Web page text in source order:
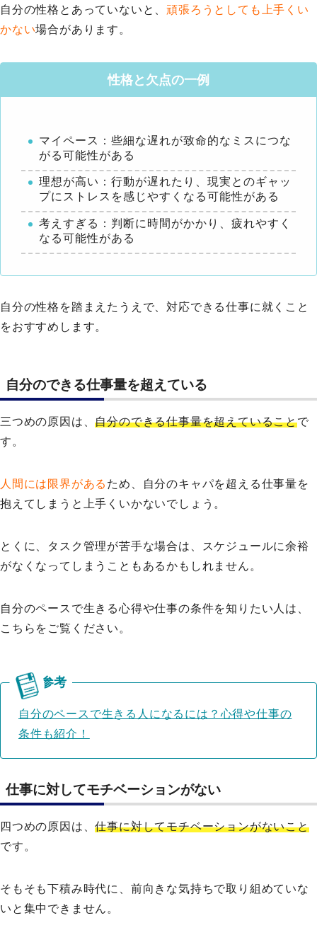
自分の性格とあっていないと、頑張ろうとしても上手くい
かない場合があります。
性格と欠点の一例
マイペース：些細な遅れが致命的なミスにつな
がる可能性がある
理想が高い：行動が遅れたり、現実とのギャッ
プにストレスを感じやすくなる可能性がある
考えすぎる：判断に時間がかかり、疲れやすく
なる可能性がある
自分の性格を踏まえたうえで、対応できる仕事に就くこと
をおすすめします。
自分のできる仕事量を超えている
三つめの原因は、自分のできる仕事量を超えていることで
す。
人間には限界がある ため、自分のキャパを超える仕事量を
抱えてしまうと上手くいかないでしょう。
とくに、タスク管理が苦手な場合は、スケジュールに余裕
がなくなってしまうこともあるかもしれません。
自分のペースで生きる心得や仕事の条件を知りたい人は、
こちらをご覧ください。
自分のペースで生きる人になるには？心得や仕事の
条件も紹介！
仕事に対してモチベーションがない
四つめの原因は、仕事に対してモチベーションがないこと
です。
そもそも下積み時代に、前向きな気持ちで取り組めていな
いと集中できません。